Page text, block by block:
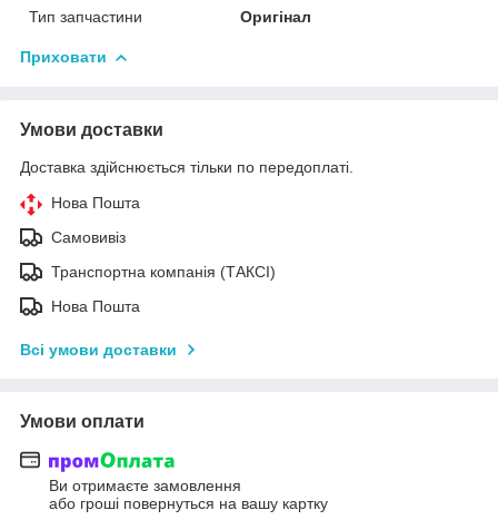
Тип запчастини
Оригінал
Приховати
Умови доставки
Доставка здійснюється тільки по передоплаті.
Нова Пошта
Самовивіз
Транспортна компанія (ТАКСІ)
Нова Пошта
Всі умови доставки
Умови оплати
Ви отримаєте замовлення
або гроші повернуться на вашу картку